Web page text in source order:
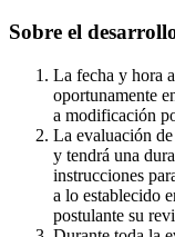
Sobre el
La fecha y hora
oportunamente
a modificación
La evaluación
y tendrá una
instrucciones
a lo establecido
postulante su